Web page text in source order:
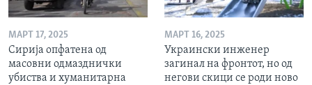
МАРТ 17, 2025
Сирија опфатена од
масовни одмазднички
убиства и хуманитарна
МАРТ 16, 2025
Украински инженер
загинал на фронтот, но од
негови скици се роди ново